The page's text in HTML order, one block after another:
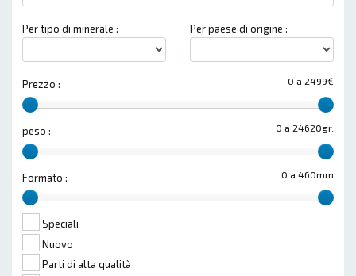
Per tipo di minerale : Per paese di origine :
0 a 2499€
Prezzo :
0 a 24620gr.
peso :
0 a 460mm
Formato :
Speciali
Nuovo
Parti di alta qualità